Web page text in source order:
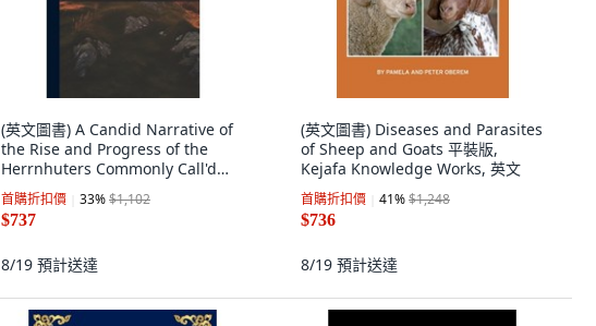
(英文圖書) A Candid Narrative of
the Rise and Progress of the
Herrnhuters Commonly Call'd
Moravians Or... 精裝版, Legare
Street Press, 英文
首購折扣價 33%$1,102
$737
8/19 預計送達
(英文圖書) Diseases and Parasites
of Sheep and Goats 平裝版,
Kejafa Knowledge Works, 英文
首購折扣價 41%$1,248
$736
8/19 預計送達